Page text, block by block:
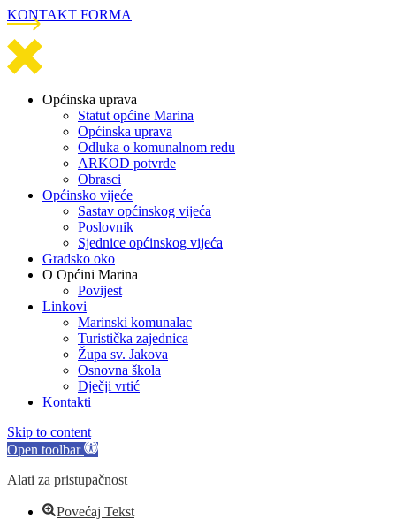
KONTAKT FORMA
Općinska uprava
Statut općine Marina
Općinska uprava
Odluka o komunalnom redu
ARKOD potvrde
Obrasci
Općinsko vijeće
Sastav općinskog vijeća
Poslovnik
Sjednice općinskog vijeća
Gradsko oko
O Općini Marina
Povijest
Linkovi
Marinski komunalac
Turistička zajednica
Župa sv. Jakova
Osnovna škola
Dječji vrtić
Kontakti
Skip to content
Open toolbar
Alati za pristupačnost
Povećaj Tekst